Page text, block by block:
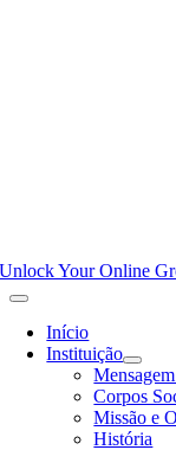
Unlock Your Online
Início
Instituição
Corpos
Missão e
História